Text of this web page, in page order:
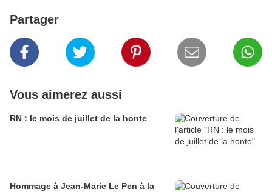
Partager
Vous aimerez aussi
RN : le mois de juillet de la honte
Hommage à Jean-Marie Le Pen à la